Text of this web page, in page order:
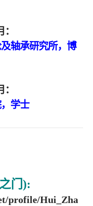
轴承研究所，博
学士
门):
profile/Hui_Zha